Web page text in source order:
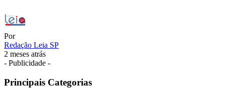
Por
Redação Leia SP
2 meses atrás
- Publicidade -
Principais Categorias